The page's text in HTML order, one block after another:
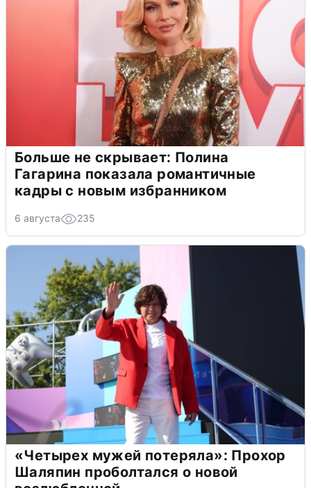
Больше не скрывает: Полина
Гагарина показала романтичные
кадры с новым избранником
6 августа 235
«Четырех мужей потеряла»: Прохор
Шаляпин проболтался о новой